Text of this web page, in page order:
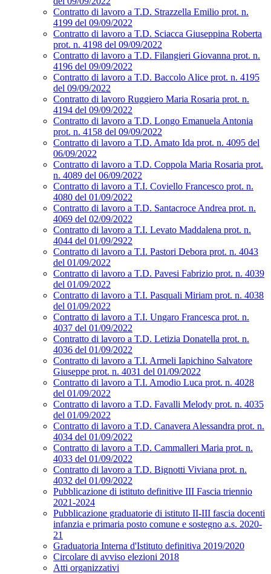
Contratto di lavoro a T.D. Strazzella Emilio prot. n.
4199 del 09/09/2022
Contratto di lavoro a T.D. Sciacca Giuseppina Roberta
prot. n. 4198 del 09/09/2022
Contratto di lavoro a T.D. Filangieri Giovanna prot. n.
4196 del 09/09/2022
Contratto di lavoro a T.D. Baccolo Alice prot. n. 4195
del 09/09/2022
Contratto di lavoro Ruggiero Maria Rosaria prot. n.
4194 del 09/09/2022
Contratto di lavoro a T.D. Longo Emanuela Antonia
prot. n. 4158 del 09/09/2022
Contratto di lavoro a T.D. Amato Ida prot. n. 4095 del
06/09/2022
Contratto di lavoro a T.D. Coppola Maria Rosaria prot.
n. 4089 del 06/09/2022
Contratto di lavoro a T.I. Coviello Francesco prot. n.
4080 del 01/09/2022
Contratto di lavoro a T.D. Santacroce Andrea prot. n.
4069 del 02/09/2022
Contratto di lavoro a T.I. Levato Maddalena prot. n.
4044 del 01/09/2922
Contratto di lavoro a T.I. Pastori Debora prot. n. 4043
del 01/09/2022
Contratto di lavoro a T.D. Pavesi Fabrizio prot. n. 4039
del 01/09/2022
Contratto di lavoro a T.I. Pasquali Miriam prot. n. 4038
del 01/09/2022
Contratto di lavoro a T.I. Ungaro Francesca prot. n.
4037 del 01/09/2022
Contratto di lavoro a T.D. Letizia Donatella prot. n.
4036 del 01/09/2022
Contratto di lavoro a T.I. Armeli Iapichino Salvatore
Giuseppe prot. n. 4031 del 01/09/2022
Contratto di lavoro a T.I. Amodio Luca prot. n. 4028
del 01/09/2022
Contratto di lavoro a T.D. Favalli Melody prot. n. 4035
del 01/09/2022
Contratto di lavoro a T.D. Canavera Alessandra prot. n.
4034 del 01/09/2022
Contratto di lavoro a T.D. Cammalleri Maria prot. n.
4033 del 01/09/2022
Contratto di lavoro a T.D. Bignotti Viviana prot. n.
4032 del 01/09/2022
Pubblicazione di istituto definitive III Fascia triennio
2021-2024
Pubblicazione graduatorie di istituto II-III fascia docenti
infanzia e primaria posto comune e sostegno a.s. 2020-
21
Graduatoria Interna d'Istituto definitiva 2019/2020
Circolare di avviso elezioni 2018
Atti organizzativi